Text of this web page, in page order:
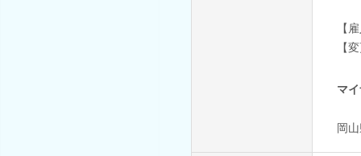
【
【
マ
岡